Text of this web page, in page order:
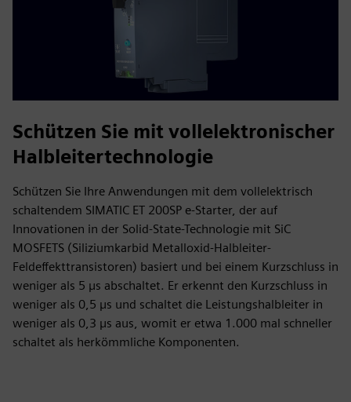
Schützen Sie mit vollelektronischer
Halbleitertechnologie
Schützen Sie Ihre Anwendungen mit dem vollelektrisch
schaltendem SIMATIC ET 200SP e-Starter, der auf
Innovationen in der Solid-State-Technologie mit SiC
MOSFETS (Siliziumkarbid Metalloxid-Halbleiter-
Feldeffekttransistoren) basiert und bei einem Kurzschluss in
weniger als 5 µs abschaltet. Er erkennt den Kurzschluss in
weniger als 0,5 µs und schaltet die Leistungshalbleiter in
weniger als 0,3 µs aus, womit er etwa 1.000 mal schneller
schaltet als herkömmliche Komponenten.